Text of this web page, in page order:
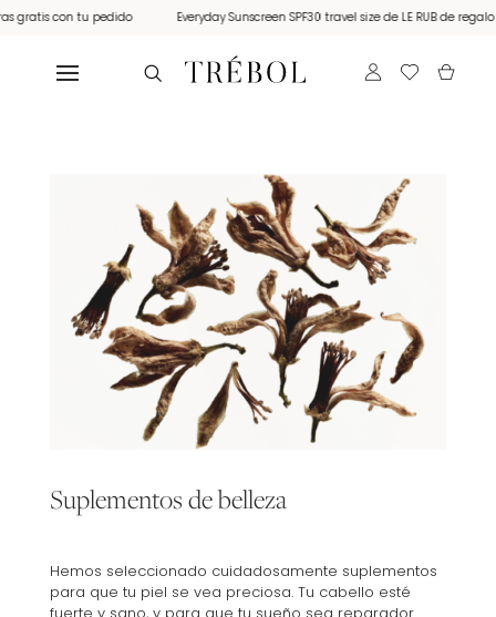
gratis con tu pedido Everyday Sunscreen SPF30 travel size de LE RUB de
Suplementos de belleza
Hemos seleccionado cuidadosamente suplementos
para que tu piel se vea preciosa. Tu cabello esté
fuerte y sano, y para que tu sueño sea reparador.